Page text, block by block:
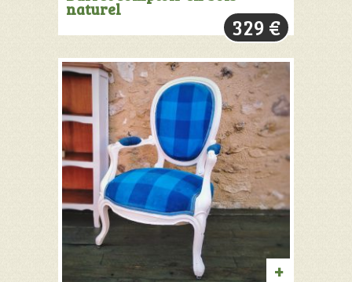
PANIER
naturel
329 €